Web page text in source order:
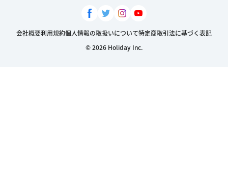
会社概要利用規約個人情報の取扱いについて特定商取引法に基づく表記
© 2026 Holiday Inc.